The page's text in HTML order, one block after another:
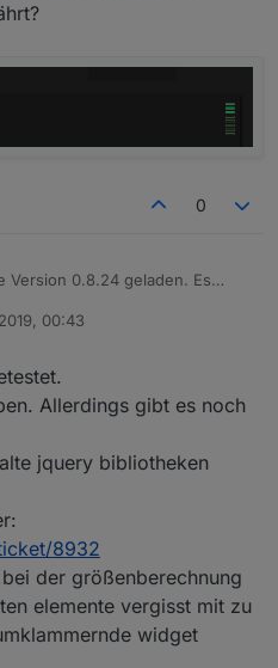
0
Version 0.8.24 geladen. Es
Eingabe verworfen.
etwas beachten damit
erfährt?
00:43
Allerdings gibt es noch
jquery bibliotheken
8932
der größenberechnung
elemente vergisst mit zu
widget